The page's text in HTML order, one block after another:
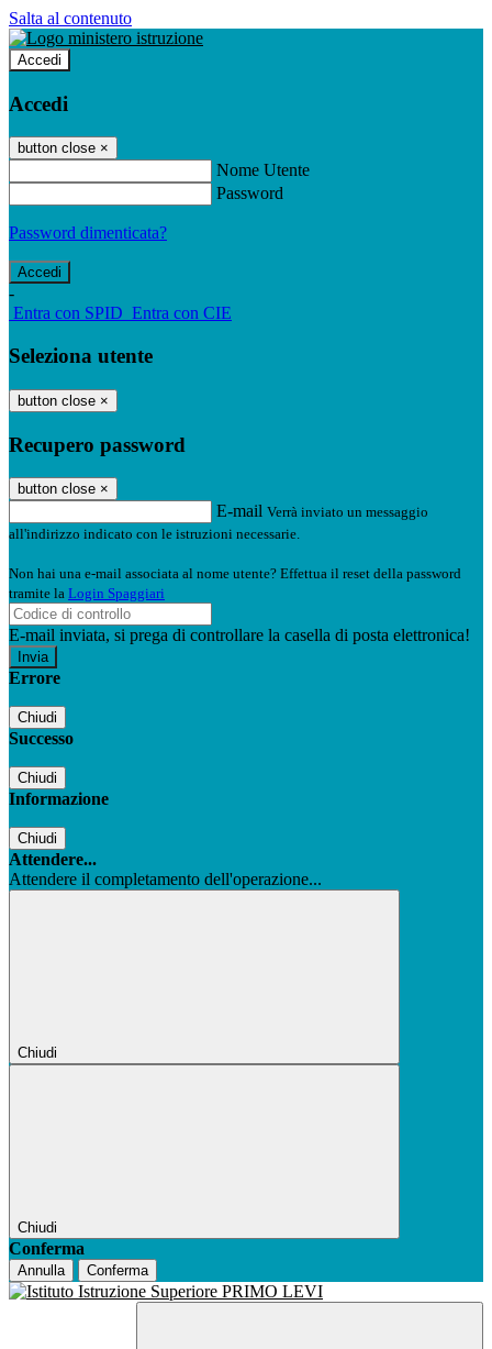
Salta al contenuto
Accedi
Accedi
button close ×
Nome Utente
Password
Password dimenticata?
-
Entra con SPID Entra con CIE
Seleziona utente
button close ×
Recupero password
button close ×
E-mail Verrà inviato un messaggio
all'indirizzo indicato con le istruzioni necessarie.
Non hai una e-mail associata al nome utente? Effettua il reset della password
tramite la Login Spaggiari
E-mail inviata, si prega di controllare la casella di posta elettronica!
Errore
Chiudi
Successo
Chiudi
Informazione
Chiudi
Attendere...
Attendere il completamento dell'operazione...
Chiudi
Chiudi
Conferma
Annulla Conferma